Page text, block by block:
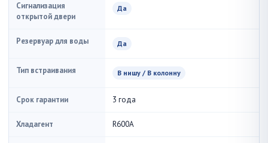
Сигнализация
открытой двери
Да
Резервуар для воды Да
Тип встраивания В нишу / В колонну
Срок гарантии 3 года
Хладагент R600A